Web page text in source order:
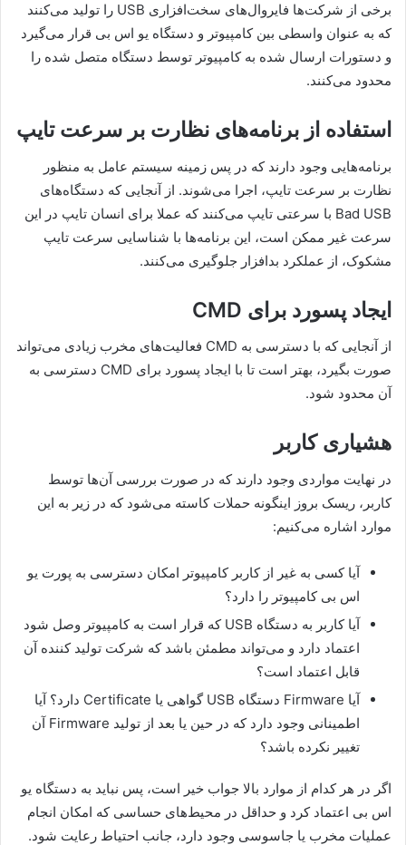
برخی از شرکت‌ها فایروال‌های سخت‌افزاری USB را تولید می‌کنند
که به عنوان واسطی بین کامپیوتر و دستگاه یو اس بی قرار می‌گیرد
و دستورات ارسال شده به کامپیوتر توسط دستگاه متصل شده را
محدود می‌کنند.
استفاده از برنامه‌های نظارت بر سرعت تایپ
برنامه‌هایی وجود دارند که در پس زمینه سیستم عامل به منظور
نظارت بر سرعت تایپ، اجرا می‌شوند. از آنجایی که دستگاه‌های
Bad USB با سرعتی تایپ می‌کنند که عملا برای انسان تایپ در این
سرعت غیر ممکن است، این برنامه‌ها با شناسایی سرعت تایپ
مشکوک، از عملکرد بدافزار جلوگیری می‌کنند.
ایجاد پسورد برای CMD
از آنجایی که با دسترسی به CMD فعالیت‌های مخرب زیادی می‌تواند
صورت بگیرد، بهتر است تا با ایجاد پسورد برای CMD دسترسی به
آن محدود شود.
هشیاری کاربر
در نهایت مواردی وجود دارند که در صورت بررسی آن‌ها توسط
کاربر، ریسک بروز اینگونه حملات کاسته می‌شود که در زیر به این
موارد اشاره می‌کنیم:
آیا کسی به غیر از کاربر کامپیوتر امکان دسترسی به پورت یو
اس بی کامپیوتر را دارد؟
آیا کاربر به دستگاه USB که قرار است به کامپیوتر وصل شود
اعتماد دارد و می‌تواند مطمئن باشد که شرکت تولید کننده آن
قابل اعتماد است؟
آیا Firmware دستگاه USB گواهی یا Certificate دارد؟ آیا
اطمینانی وجود دارد که در حین یا بعد از تولید Firmware آن
تغییر نکرده باشد؟
اگر در هر کدام از موارد بالا جواب خیر است، پس نباید به دستگاه یو
اس بی اعتماد کرد و حداقل در محیط‌های حساسی که امکان انجام
عملیات مخرب یا جاسوسی وجود دارد، جانب احتیاط رعایت شود.